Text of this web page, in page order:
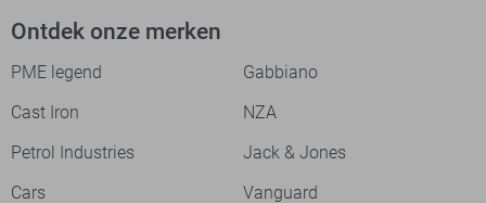
Ontdek onze merken
PME legend
Gabbiano
Cast Iron
NZA
Petrol Industries
Jack & Jones
Cars
Vanguard